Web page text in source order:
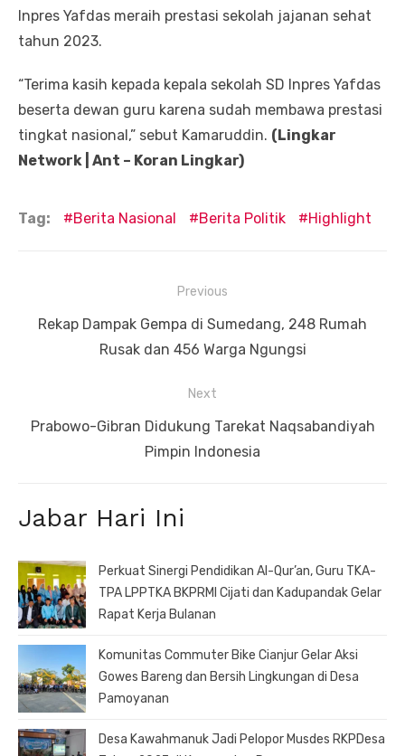
Inpres Yafdas meraih prestasi sekolah jajanan sehat
tahun 2023.
“Terima kasih kepada kepala sekolah SD Inpres Yafdas
beserta dewan guru karena sudah membawa prestasi
tingkat nasional,” sebut Kamaruddin. (Lingkar
Network | Ant – Koran Lingkar)
Tag: Berita Nasional Berita Politik Highlight
pos
Previous
Previous
Rekap Dampak Gempa di Sumedang, 248 Rumah
Rusak dan 456 Warga Ngungsi
Next
Next
Prabowo-Gibran Didukung Tarekat Naqsabandiyah
Pimpin Indonesia
Jabar Hari Ini
Perkuat Sinergi Pendidikan Al-Qur’an, Guru TKA-
TPA LPPTKA BKPRMI Cijati dan Kadupandak Gelar
Rapat Kerja Bulanan
Komunitas Commuter Bike Cianjur Gelar Aksi
Gowes Bareng dan Bersih Lingkungan di Desa
Pamoyanan
Desa Kawahmanuk Jadi Pelopor Musdes RKPDesa